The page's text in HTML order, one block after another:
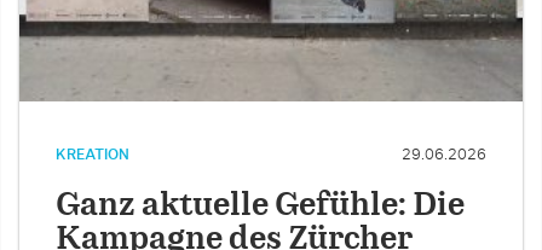
KREATION 29.06.2026
Ganz aktuelle Gefühle: Die
Kampagne des Zürcher